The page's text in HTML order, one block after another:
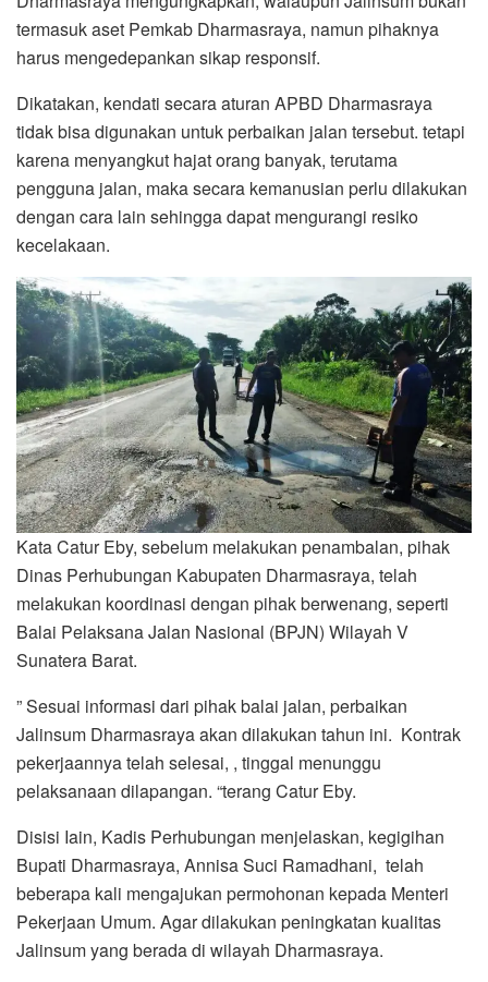
termasuk aset Pemkab Dharmasraya, namun pihaknya
harus mengedepankan sikap responsif.
Dikatakan, kendati secara aturan APBD Dharmasraya
tidak bisa digunakan untuk perbaikan jalan tersebut. tetapi
karena menyangkut hajat orang banyak, terutama
pengguna jalan, maka secara kemanusian perlu dilakukan
dengan cara lain sehingga dapat mengurangi resiko
kecelakaan.
Kata Catur Eby, sebelum melakukan penambalan, pihak
Dinas Perhubungan Kabupaten Dharmasraya, telah
melakukan koordinasi dengan pihak berwenang, seperti
Balai Pelaksana Jalan Nasional (BPJN) Wilayah V
Sunatera Barat.
” Sesuai informasi dari pihak balai jalan, perbaikan
Jalinsum Dharmasraya akan dilakukan tahun ini. Kontrak
pekerjaannya telah selesai, , tinggal menunggu
pelaksanaan dilapangan. “terang Catur Eby.
Disisi Iain, Kadis Perhubungan menjelaskan, kegigihan
Bupati Dharmasraya, Annisa Suci Ramadhani, telah
beberapa kali mengajukan permohonan kepada Menteri
Pekerjaan Umum. Agar dilakukan peningkatan kualitas
Jalinsum yang berada di wilayah Dharmasraya.